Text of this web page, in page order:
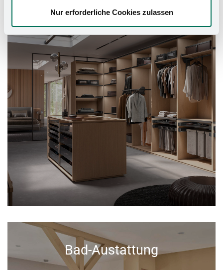
Nur erforderliche Cookies zulassen
Schrank-Ausstattung
Bad-Austattung